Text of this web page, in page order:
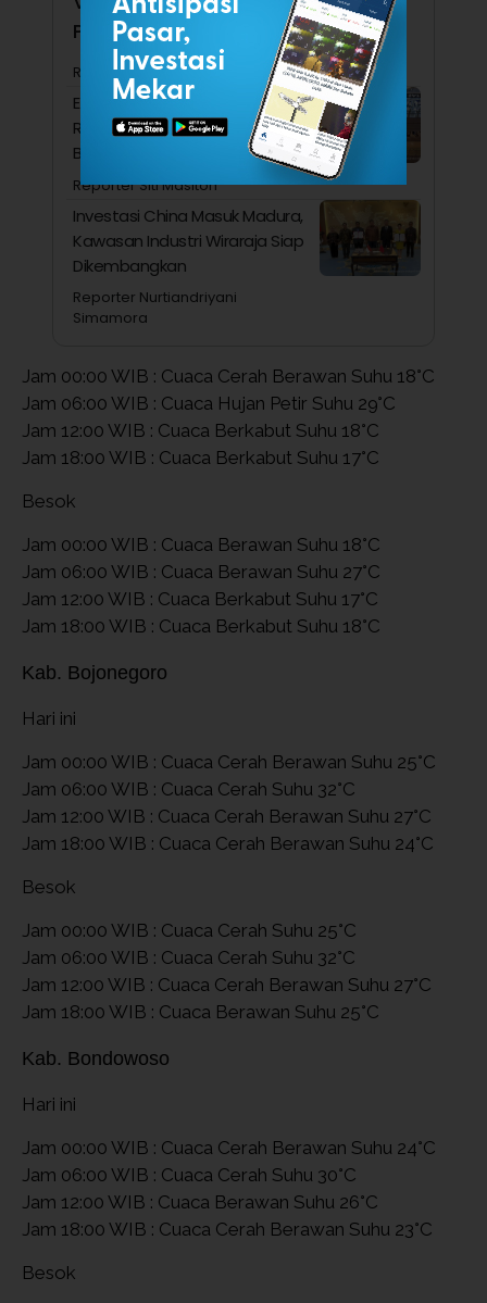
Penyebabnya?
Reporter Nurtiandriyani Simamora
Ekonom Ini Menduga Konsumsi
Rumah Tangga Ditopang
Belanja Orang Kaya
Reporter Siti Masitoh
Investasi China Masuk Madura,
Kawasan Industri Wiraraja Siap
Dikembangkan
Reporter Nurtiandriyani
Simamora
Jam 00:00 WIB : Cuaca Cerah Berawan Suhu 18°C
Jam 06:00 WIB : Cuaca Hujan Petir Suhu 29°C
Jam 12:00 WIB : Cuaca Berkabut Suhu 18°C
Jam 18:00 WIB : Cuaca Berkabut Suhu 17°C
Besok
Jam 00:00 WIB : Cuaca Berawan Suhu 18°C
Jam 06:00 WIB : Cuaca Berawan Suhu 27°C
Jam 12:00 WIB : Cuaca Berkabut Suhu 17°C
Jam 18:00 WIB : Cuaca Berkabut Suhu 18°C
Kab. Bojonegoro
Hari ini
Jam 00:00 WIB : Cuaca Cerah Berawan Suhu 25°C
Jam 06:00 WIB : Cuaca Cerah Suhu 32°C
Jam 12:00 WIB : Cuaca Cerah Berawan Suhu 27°C
Jam 18:00 WIB : Cuaca Cerah Berawan Suhu 24°C
Besok
Jam 00:00 WIB : Cuaca Cerah Suhu 25°C
Jam 06:00 WIB : Cuaca Cerah Suhu 32°C
Jam 12:00 WIB : Cuaca Cerah Berawan Suhu 27°C
Jam 18:00 WIB : Cuaca Berawan Suhu 25°C
Kab. Bondowoso
Hari ini
Jam 00:00 WIB : Cuaca Cerah Berawan Suhu 24°C
Jam 06:00 WIB : Cuaca Cerah Suhu 30°C
Jam 12:00 WIB : Cuaca Berawan Suhu 26°C
Jam 18:00 WIB : Cuaca Cerah Berawan Suhu 23°C
Besok